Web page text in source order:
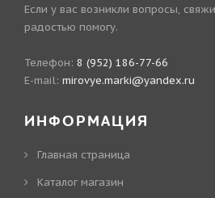
Если у вас возникли вопросы,
радостью помогу.
Телефон: 8 (952) 186-77-66
E-mail: mirovye.marki@yandex.ru
ИНФОРМАЦИЯ
Главная страница
Каталог магазин